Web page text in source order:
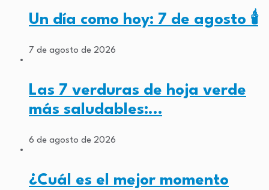
Un día como hoy: 7 de agosto 🕯️
7 de agosto de 2026
Las 7 verduras de hoja verde
más saludables:…
6 de agosto de 2026
¿Cuál es el mejor momento